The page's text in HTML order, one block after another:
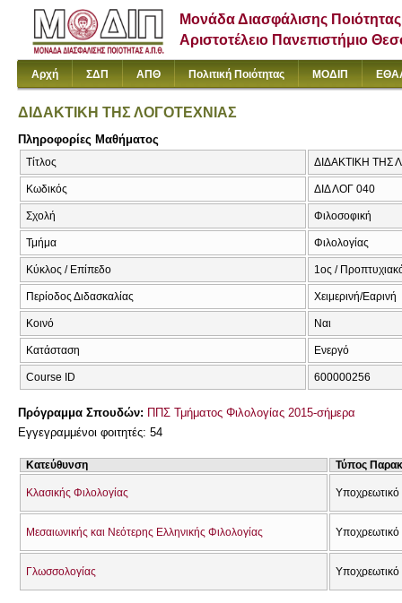
Μονάδα Διασφάλισης Ποιότητας
Αριστοτέλειο Πανεπιστήμιο
Αρχή ΣΔΠ ΑΠΘ Πολιτική Ποιότητας ΜΟΔΙΠ
ΔΙΔΑΚΤΙΚΗ ΤΗΣ ΛΟΓΟΤΕΧΝΙΑΣ
Πληροφορίες Μαθήματος
Τίτλος ΔΙΔΑΚΤΙΚΗ ΤΗΣ
Κωδικός ΔΙΔ ΛΟΓ 040
Σχολή Φιλοσοφική
Τμήμα Φιλολογίας
Κύκλος / Επίπεδο 1ος /
Περίοδος Διδασκαλίας Χειμερινή/Εαρινή
Κοινό Ναι
Κατάσταση Ενεργό
Course ID 600000256
Πρόγραμμα Σπουδών: ΠΠΣ Τμήματος Φιλολογίας 2015-σήμερα
Εγγεγραμμένοι φοιτητές: 54
Κατεύθυνση Τύπος
Κλασικής Φιλολογίας
Μεσαιωνικής και Νεότερης Ελληνικής Φιλολογίας
Γλωσσολογίας